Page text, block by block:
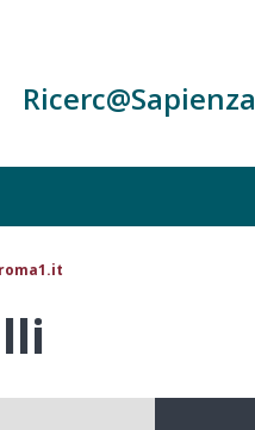
Ricerc@Sapienza